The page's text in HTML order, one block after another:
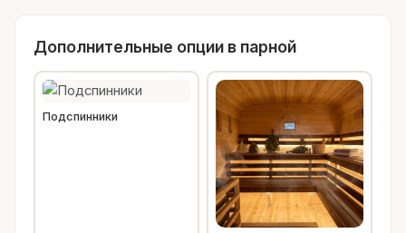
Дополнительные опции в парной
Подспинники